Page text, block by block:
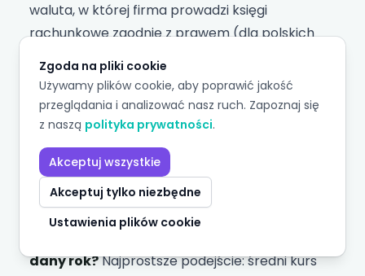
waluta, w której firma prowadzi księgi
rachunkowe zgodnie z prawem (dla polskich
spółek — PLN). Waluta zarządcza
(management reporting currency) to waluta,
w której grupa przygotowuje raporty zarządcze
na potrzeby podejmowania decyzji. Mogą być
takie same, ale nie muszą — firma z funduszem
PE raportującym w EUR może wybrać EUR jako
walutę zarządczą, mimo że każda polska spółka
w grupie księguje w PLN.
dany rok?Najprostsze podejście: średni kurs
Zgoda na pliki cookie
Używamy plików cookie, aby poprawić jakość
przeglądania i analizować nasz ruch. Zapoznaj się
z naszą polityka prywatności.
Akceptuj wszystkie
Akceptuj tylko niezbędne
Ustawienia plików cookie